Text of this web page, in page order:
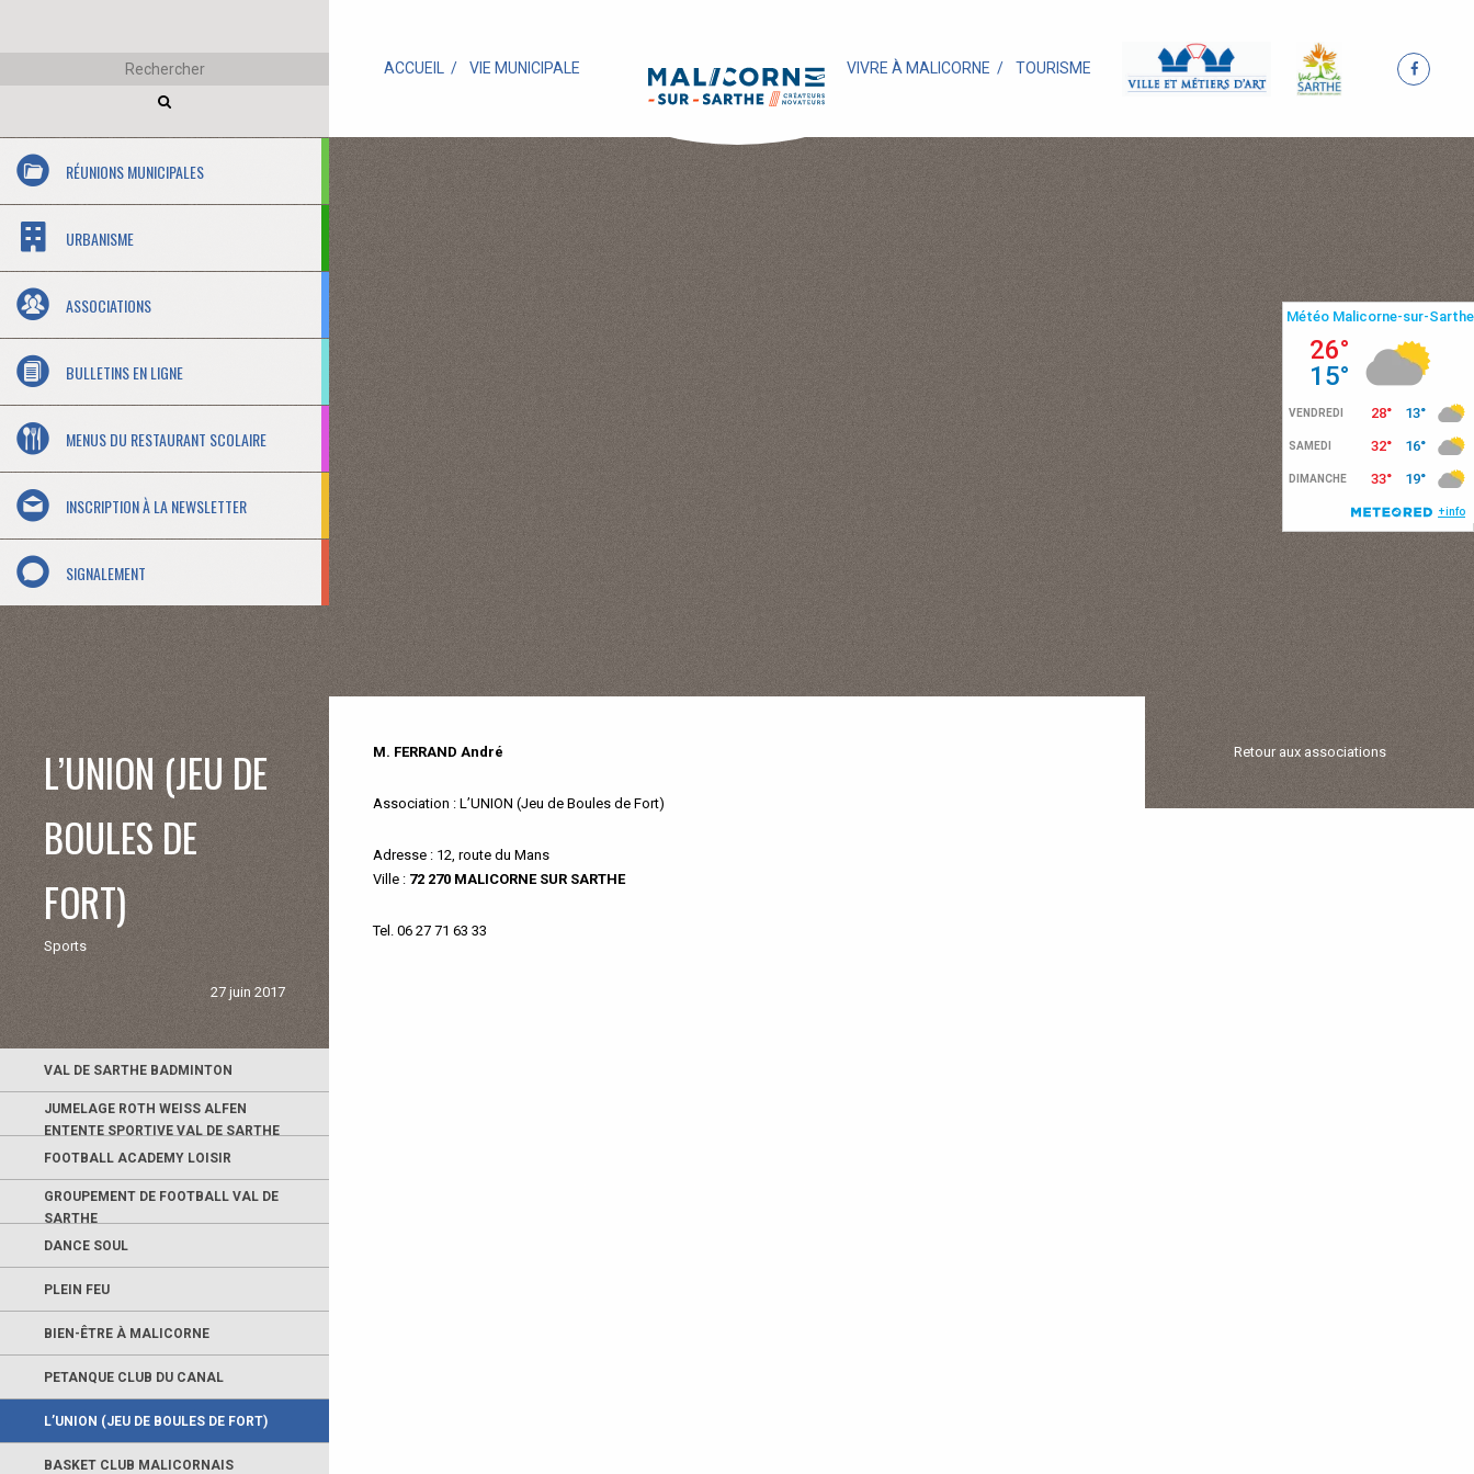
ACCUEIL VIE MUNICIPALE VIVRE À MALICORNE TOURISME
RÉUNIONS MUNICIPALES
URBANISME
ASSOCIATIONS
BULLETINS EN LIGNE
MENUS DU RESTAURANT SCOLAIRE
INSCRIPTION À LA NEWSLETTER
SIGNALEMENT
L’UNION (JEU DE
BOULES DE
FORT)
Sports
27 juin 2017
VAL DE SARTHE BADMINTON
JUMELAGE ROTH WEISS ALFEN
ENTENTE SPORTIVE VAL DE SARTHE
FOOTBALL ACADEMY LOISIR
GROUPEMENT DE FOOTBALL VAL DE
SARTHE
DANCE SOUL
PLEIN FEU
BIEN-ÊTRE À MALICORNE
PETANQUE CLUB DU CANAL
L’UNION (JEU DE BOULES DE FORT)
BASKET CLUB MALICORNAIS
Retour aux associations
M. FERRAND André
Association : L’UNION (Jeu de Boules de Fort)
Adresse : 12, route du Mans
Ville : 72 270 MALICORNE SUR SARTHE
Tel . 06 27 71 63 33